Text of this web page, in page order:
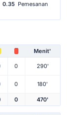
0.35 Pemesanan
Menit'
0 290'
0 180'
0 470'